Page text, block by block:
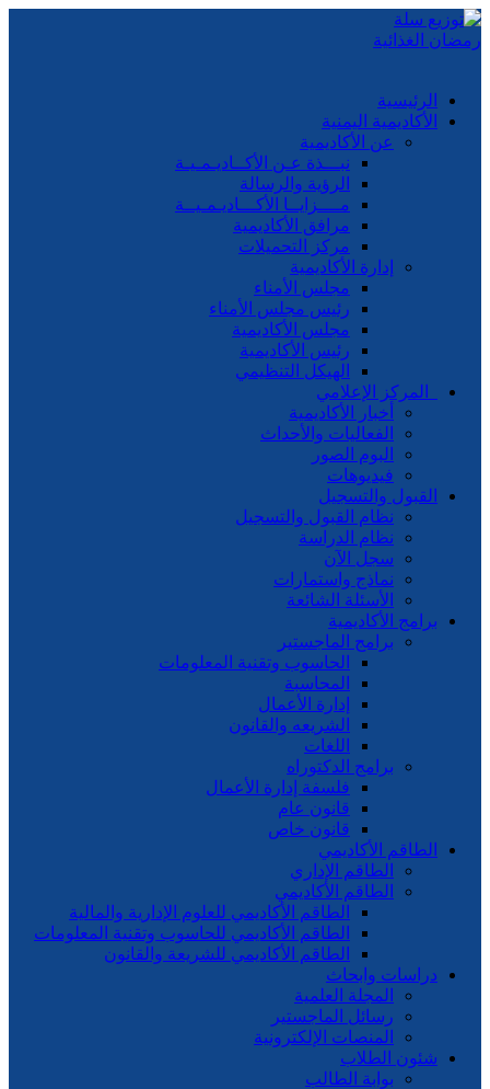
الرئيسية
الأكاديمية اليمنية
عن الأكاديمية
نبـــذة عـن الأكــاديـمـيـة
الرؤية والرسالة
مــــزايــا الأكـــاديـمـيــة
مرافق الأكاديمية
مركز التحميلات
إدارة الأكاديمية
مجلس الأمناء
رئيس مجلس الأمناء
مجلس الأكاديمية
رئيس الأكاديمية
الهيكل التنظيمي
المركز الإعلامي
أخبار الأكاديمية
الفعاليات والأحداث
البوم الصور
فيديوهات
القبول والتسجيل
نظام القبول والتسجيل
نظام الدراسة
سجل الآن
نماذج واستمارات
الأسئلة الشائعة
برامج الأكاديمية
برامج الماجستير
الحاسوب وتقنية المعلومات
المحاسبة
إدارة الأعمال
الشريعه والقانون
اللغات
برامج الدكتوراه
فلسفة إدارة الأعمال
قانون عام
قانون خاص
الطاقم الأكاديمي
الطاقم الإداري
الطاقم الأكاديمي
الطاقم الأكاديمي للعلوم الإدارية والمالية
الطاقم الأكاديمي للحاسوب وتقنية المعلومات
الطاقم الأكاديمي للشريعة والقانون
دراسات وابحاث
المجلة العلمية
رسائل الماجستير
المنصات الإلكترونية
شئون الطلاب
بوابة الطالب